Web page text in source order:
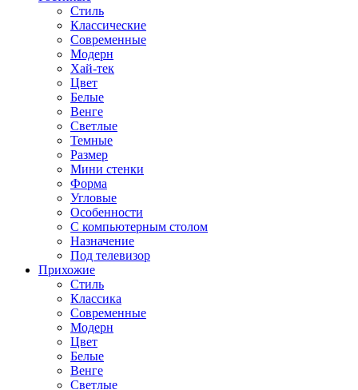
Стиль
Классические
Современные
Модерн
Хай-тек
Цвет
Белые
Венге
Светлые
Темные
Размер
Мини стенки
Форма
Угловые
Особенности
С компьютерным столом
Назначение
Под телевизор
Прихожие
Стиль
Классика
Современные
Модерн
Цвет
Белые
Венге
Светлые